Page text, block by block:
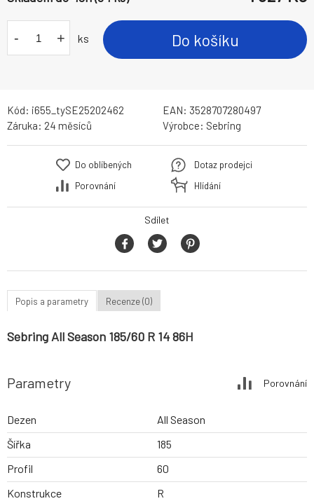
- + ks Do košíku
Kód: i655_tySE25202462 EAN: 3528707280497
Záruka: 24 měsíců Výrobce: Sebring
Do oblíbených
Porovnání
Dotaz prodejci
Hlídání
Sdílet
Popis a parametry Recenze (0)
Sebring All Season 185/60 R 14 86H
Parametry Porovnání
Dezen
All Season
Šířka
185
Profil
60
Konstrukce
R